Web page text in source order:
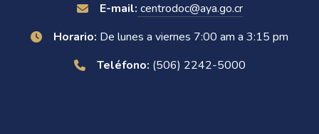
E-mail: centrodoc@aya.go.cr
Horario: De lunes a viernes 7:00 am a 3:15 pm
Teléfono: (506) 2242-5000